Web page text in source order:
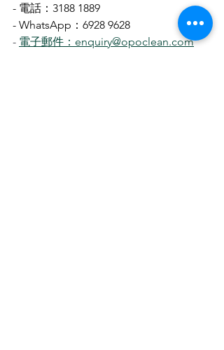
- 電話：3188 1889
- WhatsApp：6928 9628
- 電子郵件：enquiry@opoclean.com